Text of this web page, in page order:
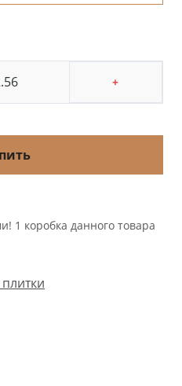
+
1 коробка данного товара